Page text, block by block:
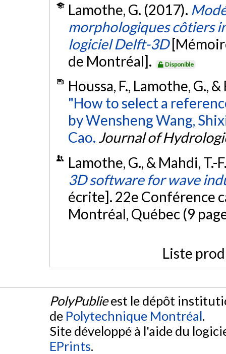
Lamothe, G. (2017).
morphologiques côtiers
logiciel Delft-3D
de Montréal].
Disponible
Houssa, F., Lamothe, G.,
"How to select a
by Wensheng Wang,
Cao. Journal of
Lamothe, G., & Mahdi,
3D software for wave
écrite]. 22e Conférence
Montréal, Québec (9
Liste
PolyPublieest le dépôt
de Polytechnique Montréal.
Site développé à l'aide du
EPrints.